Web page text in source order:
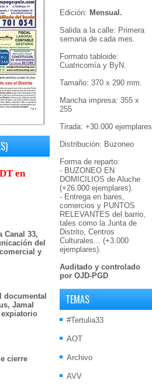
en
Canal 33,
del
y
documental
Jamal
cierre
Edición: Mensual.
Salida a la calle: Primera
semana de cada mes.
Formato tabloide:
Cuatricomía y ByN.
Tamaño: 370 x 290 mm.
Mancha impresa: 355 x
255
Tirada: +30.000 ejemplares
Distribución: Buzoneo
Forma de reparto:
- BUZONEO EN
DOMICILIOS de Aluche
(+26.000 ejemplares).
- Entrega en bares,
comercios y PUNTOS
RELEVANTES del barrio,
tales como la Junta de
Distrito, Centros
Culturales... (+3.000
ejemplares).
Auditado y controlado
por OJD-PGD
TEMAS
#Tertulia33
AOT
Archivo
AVV